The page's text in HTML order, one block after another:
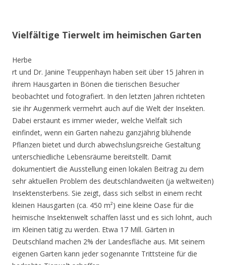
Vielfältige Tierwelt im heimischen Garten
Herbe
rt und Dr. Janine Teuppenhayn haben seit über 15 Jahren in
ihrem Hausgarten in Bönen die tierischen Besucher
beobachtet und fotografiert. In den letzten Jahren richteten
sie ihr Augenmerk vermehrt auch auf die Welt der Insekten.
Dabei erstaunt es immer wieder, welche Vielfalt sich
einfindet, wenn ein Garten nahezu ganzjährig blühende
Pflanzen bietet und durch abwechslungsreiche Gestaltung
unterschiedliche Lebensräume bereitstellt. Damit
dokumentiert die Ausstellung einen lokalen Beitrag zu dem
sehr aktuellen Problem des deutschlandweiten (ja weltweiten)
Insektensterbens. Sie zeigt, dass sich selbst in einem recht
kleinen Hausgarten (ca. 450 m²) eine kleine Oase für die
heimische Insektenwelt schaffen lässt und es sich lohnt, auch
im Kleinen tätig zu werden. Etwa 17 Mill. Gärten in
Deutschland machen 2% der Landesfläche aus. Mit seinem
eigenen Garten kann jeder sogenannte Trittsteine für die